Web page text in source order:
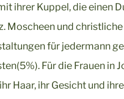
ihrer Kuppel, die einen
Moscheen und
für jedermann
Für die Frauen
Haar, ihr Gesicht und